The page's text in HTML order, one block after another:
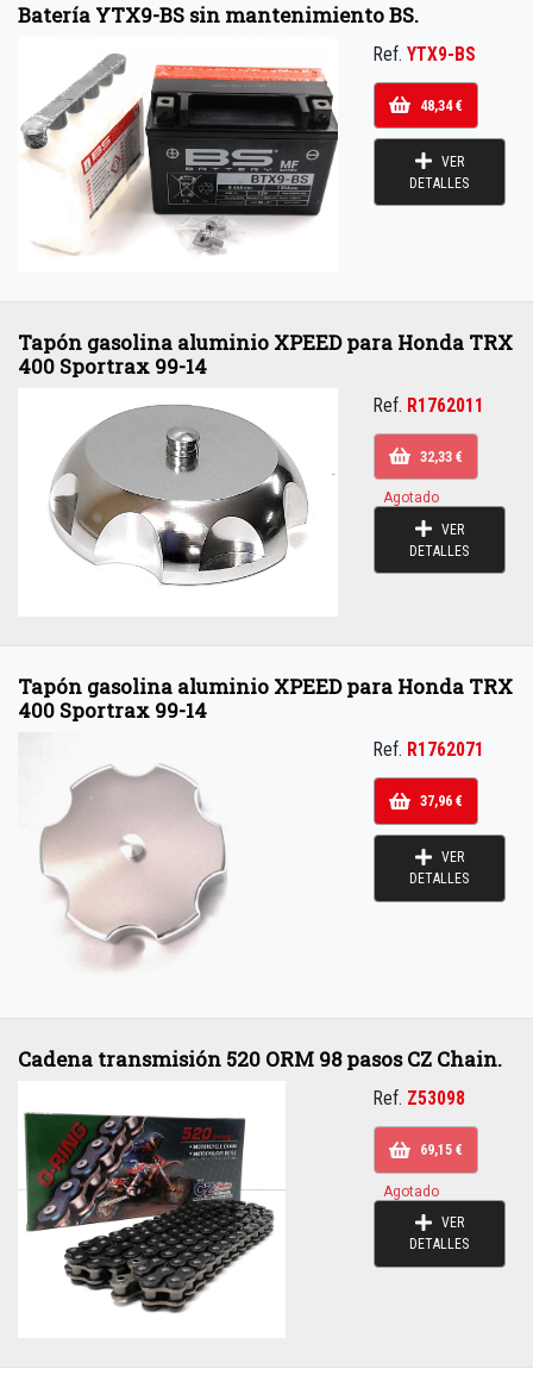
Batería YTX9-BS sin mantenimiento BS.
Ref. YTX9-BS
48,34 €
VER
DETALLES
Tapón gasolina aluminio XPEED para Honda TRX
400 Sportrax 99-14
Ref. R1762011
32,33 €
Agotado
VER
DETALLES
Tapón gasolina aluminio XPEED para Honda TRX
400 Sportrax 99-14
Ref. R1762071
37,96 €
VER
DETALLES
Cadena transmisión 520 ORM 98 pasos CZ Chain.
Ref. Z53098
69,15 €
Agotado
VER
DETALLES